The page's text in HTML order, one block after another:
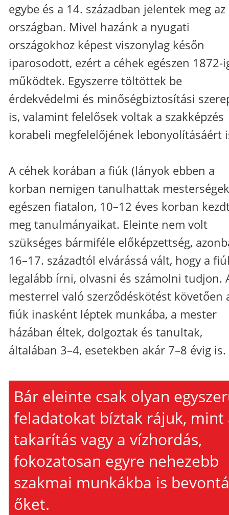
egybe és a 14. században jelentek meg az
országban. Mivel hazánk a nyugati
országokhoz képest viszonylag későn
iparosodott, ezért a céhek egészen 1872-
működtek. Egyszerre töltöttek be
érdekvédelmi és minőségbiztosítási
is, valamint felelősek voltak a szakképzés
korabeli megfelelőjének lebonyolításáért
A céhek korában a fiúk (lányok ebben a
korban nemigen tanulhattak
egészen fiatalon, 10–12 éves korban
meg tanulmányaikat. Eleinte nem volt
szükséges bármiféle előképzettség,
16–17. századtól elvárássá vált, hogy a
legalább írni, olvasni és számolni tudjon.
mesterrel való szerződéskötést követően
fiúk inasként léptek munkába, a mester
házában éltek, dolgoztak és tanultak,
általában 3–4, esetekben akár 7–8 évig is.
Bár eleinte csak olyan
feladatokat bíztak rájuk, mint
takarítás vagy a vízhordás,
fokozatosan egyre nehezebb
szakmai munkákba is
őket.